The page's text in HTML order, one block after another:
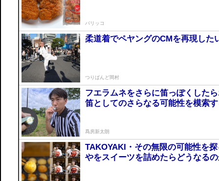
パリッコ
柔道着でペヤングのCMを再現した
つりばんど岡村
フエラムネをさらに笛っぽくした
笛としてのさらなる可能性を模索
爲房新太朗
TAKOYAKI・その無限の可能性を
やをスイーツを詰めたらどうなる